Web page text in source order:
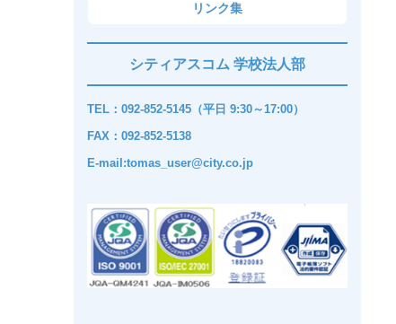
リンク集
シティアスコム 学校法人部
TEL：092-852-5145（平日 9:30～17:00）
FAX：092-852-5138
E-mail:tomas_user@city.co.jp